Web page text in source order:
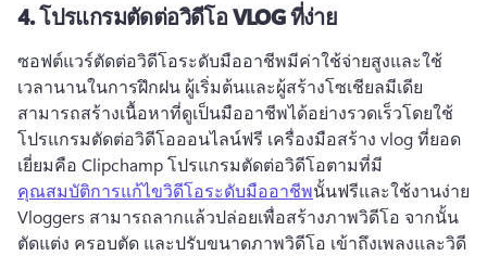
4.โปรแกรมตัดต่อวิดีโอ VLOG ที่ง่าย
ซอฟต์แวร์ตัดต่อวิดีโอระดับมืออาชีพมีค่าใช้จ่ายสูงและใช้
เวลานานในการฝึกฝน ผู้เริ่มต้นและผู้สร้างโซเชียลมีเดีย
สามารถสร้างเนื้อหาที่ดูเป็นมืออาชีพได้อย่างรวดเร็วโดยใช้
โปรแกรมตัดต่อวิดีโอออนไลน์ฟรี เครื่องมือสร้าง vlog ที่ยอด
เยี่ยมคือ Clipchamp โปรแกรมตัดต่อวิดีโอตามที่มี
คุณสมบัติการแก้ไขวิดีโอระดับมืออาชีพ
Vloggers สามารถลากแล้วปล่อยเพื่อสร้างภาพวิดีโอ จากนั้น
ตัดแต่ง ครอบตัด และปรับขนาดภาพวิดีโอ เข้าถึงเพลงและวิดี